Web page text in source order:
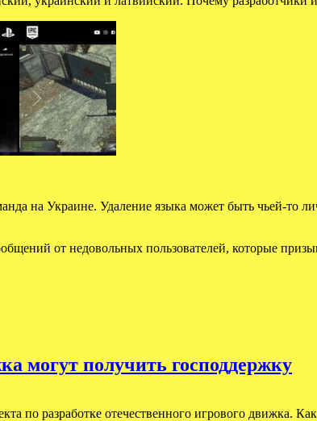
на Украине. Удаление языка может быть чьей-то
от недовольных пользователей, которые
могут получить господдержку
по разработке отечественного игрового движка.